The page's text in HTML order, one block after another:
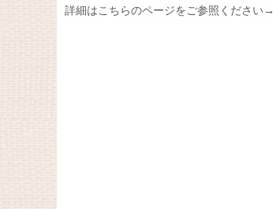
詳細はこちらのページをご参照ください→